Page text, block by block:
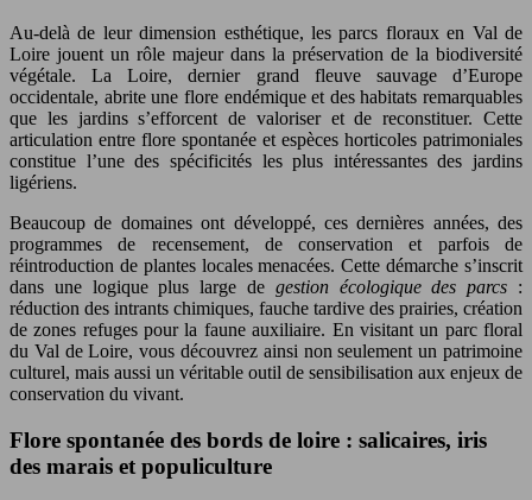
Au-delà de leur dimension esthétique, les parcs floraux en Val de
Loire jouent un rôle majeur dans la préservation de la biodiversité
végétale. La Loire, dernier grand fleuve sauvage d’Europe
occidentale, abrite une flore endémique et des habitats remarquables
que les jardins s’efforcent de valoriser et de reconstituer. Cette
articulation entre flore spontanée et espèces horticoles patrimoniales
constitue l’une des spécificités les plus intéressantes des jardins
ligériens.
Beaucoup de domaines ont développé, ces dernières années, des
programmes de recensement, de conservation et parfois de
réintroduction de plantes locales menacées. Cette démarche s’inscrit
dans une logique plus large de gestion écologique des parcs :
réduction des intrants chimiques, fauche tardive des prairies, création
de zones refuges pour la faune auxiliaire. En visitant un parc floral
du Val de Loire, vous découvrez ainsi non seulement un patrimoine
culturel, mais aussi un véritable outil de sensibilisation aux enjeux de
conservation du vivant.
Flore spontanée des bords de loire : salicaires, iris
des marais et populiculture